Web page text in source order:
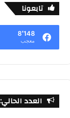
تابعونا
8٬148
معجب
العدد الحالي: